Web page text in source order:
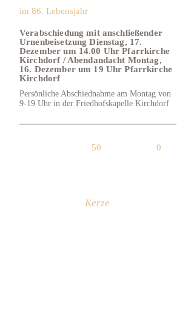
im 86. Lebensjahr
Verabschiedung mit anschließender
Urnenbeisetzung Dienstag, 17.
Dezember um 14.00 Uhr Pfarrkirche
Kirchdorf / Abendandacht Montag,
16. Dezember um 19 Uhr Pfarrkirche
Kirchdorf
Persönliche Abschiednahme am Montag von
9-19 Uhr in der Friedhofskapelle Kirchdorf
50 0
Kerze